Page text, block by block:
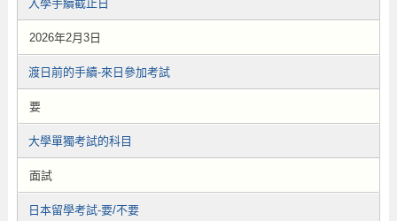
入學手續截止日
2026年2月3日
渡日前的手續-來日參加考試
要
大學單獨考試的科目
面試
日本留學考試-要/不要